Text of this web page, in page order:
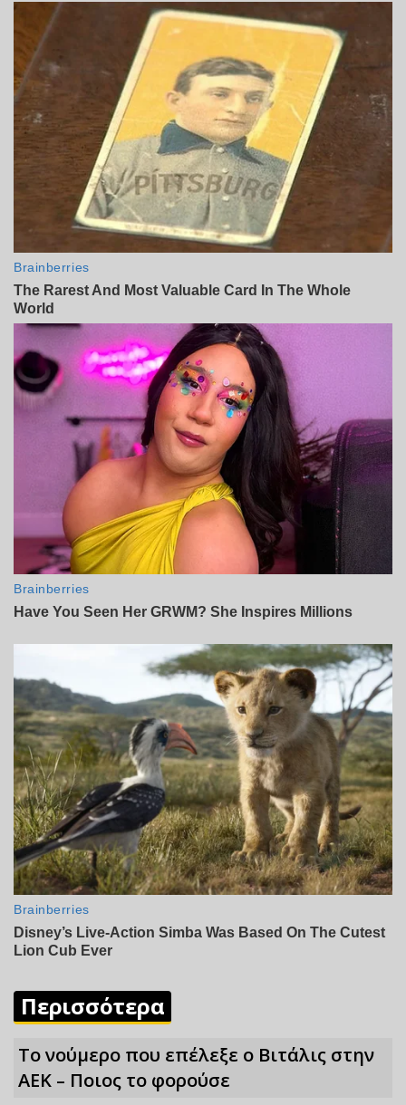
Περισσότερα
Το νούμερο που επέλεξε ο Βιτάλις στην
ΑΕΚ – Ποιος το φορούσε